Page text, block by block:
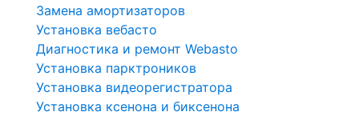
Замена амортизаторов
Установка вебасто
Диагностика и ремонт Webasto
Установка парктроников
Установка видеорегистратора
Установка ксенона и биксенона